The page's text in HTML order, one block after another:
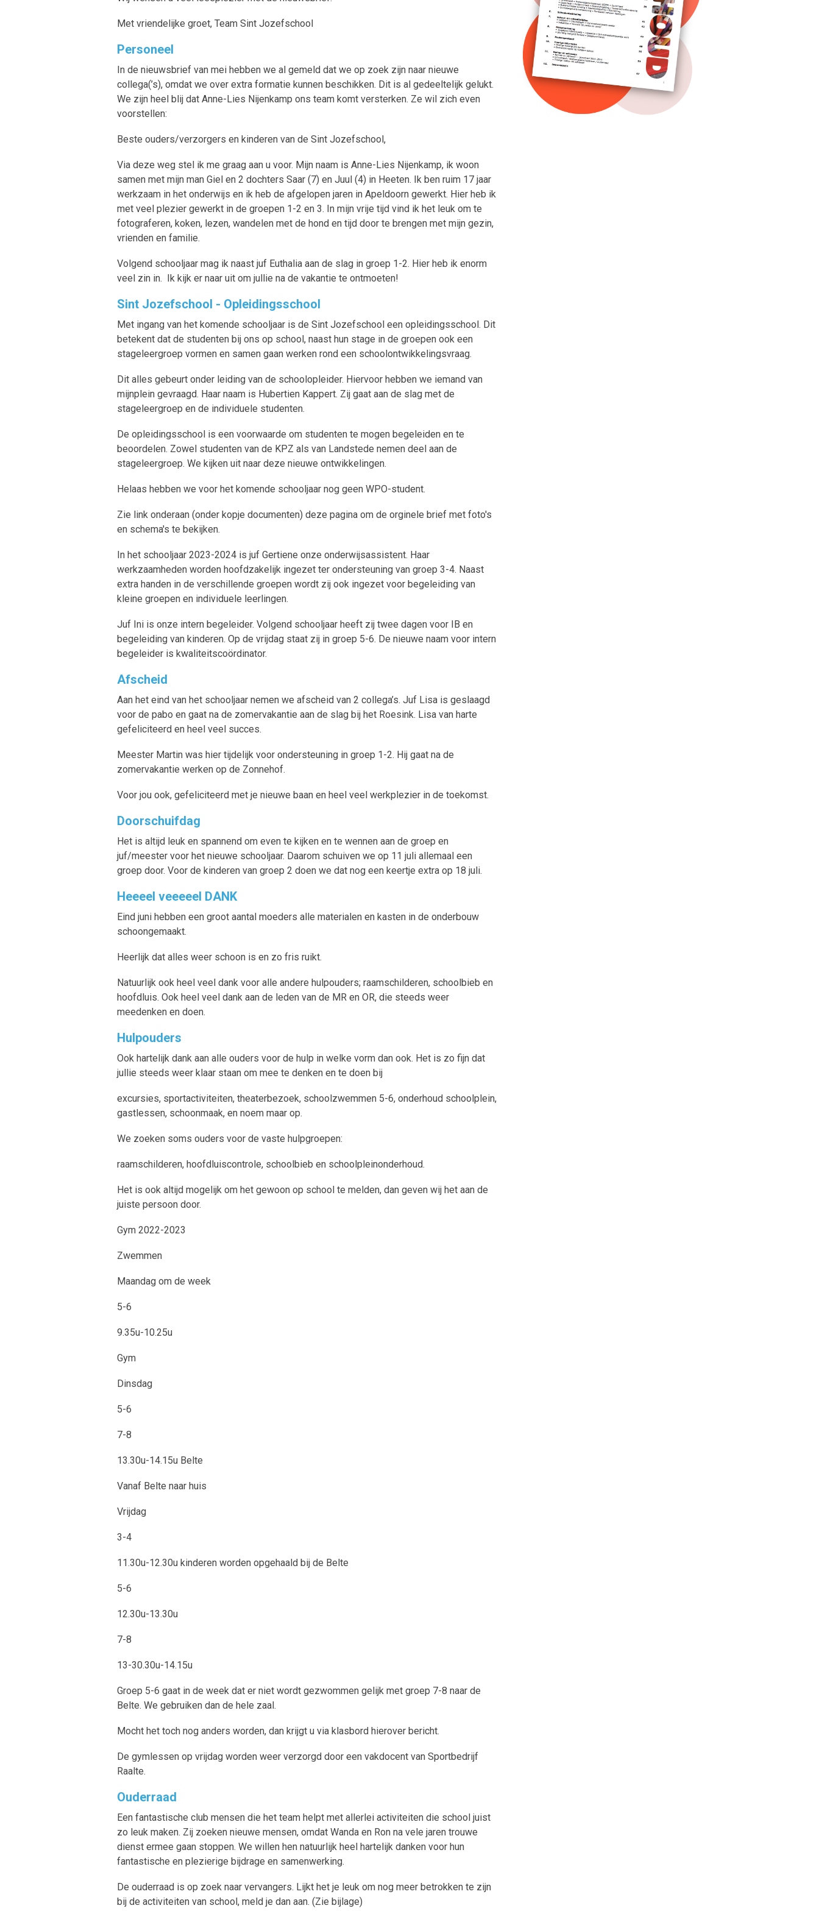
Met vriendelijke groet, Team Sint Jozefschool
Personeel
In de nieuwsbrief van mei hebben we al gemeld dat we op zoek zijn naar nieuwe
collega(’s), omdat we over extra formatie kunnen beschikken. Dit is al gedeeltelijk gelukt.
We zijn heel blij dat Anne-Lies Nijenkamp ons team komt versterken. Ze wil zich even
voorstellen:
Beste ouders/verzorgers en kinderen van de Sint Jozefschool,
Via deze weg stel ik me graag aan u voor. Mijn naam is Anne-Lies Nijenkamp, ik woon
samen met mijn man Giel en 2 dochters Saar (7) en Juul (4) in Heeten. Ik ben ruim 17 jaar
werkzaam in het onderwijs en ik heb de afgelopen jaren in Apeldoorn gewerkt. Hier heb ik
met veel plezier gewerkt in de groepen 1-2 en 3. In mijn vrije tijd vind ik het leuk om te
fotograferen, koken, lezen, wandelen met de hond en tijd door te brengen met mijn gezin,
vrienden en familie.
Volgend schooljaar mag ik naast juf Euthalia aan de slag in groep 1-2. Hier heb ik enorm
veel zin in. Ik kijk er naar uit om jullie na de vakantie te ontmoeten!
Sint Jozefschool - Opleidingsschool
Met ingang van het komende schooljaar is de Sint Jozefschool een opleidingsschool. Dit
betekent dat de studenten bij ons op school, naast hun stage in de groepen ook een
stageleergroep vormen en samen gaan werken rond een schoolontwikkelingsvraag.
Dit alles gebeurt onder leiding van de schoolopleider. Hiervoor hebben we iemand van
mijnplein gevraagd. Haar naam is Hubertien Kappert. Zij gaat aan de slag met de
stageleergroep en de individuele studenten.
De opleidingsschool is een voorwaarde om studenten te mogen begeleiden en te
beoordelen. Zowel studenten van de KPZ als van Landstede nemen deel aan de
stageleergroep. We kijken uit naar deze nieuwe ontwikkelingen.
Helaas hebben we voor het komende schooljaar nog geen WPO-student.
Zie link onderaan (onder kopje documenten) deze pagina om de orginele brief met foto's
en schema's te bekijken.
In het schooljaar 2023-2024 is juf Gertiene onze onderwijsassistent. Haar
werkzaamheden worden hoofdzakelijk ingezet ter ondersteuning van groep 3-4. Naast
extra handen in de verschillende groepen wordt zij ook ingezet voor begeleiding van
kleine groepen en individuele leerlingen.
Juf Ini is onze intern begeleider. Volgend schooljaar heeft zij twee dagen voor IB en
begeleiding van kinderen. Op de vrijdag staat zij in groep 5-6. De nieuwe naam voor intern
begeleider is kwaliteitscoördinator.
Afscheid
Aan het eind van het schooljaar nemen we afscheid van 2 collega’s. Juf Lisa is geslaagd
voor de pabo en gaat na de zomervakantie aan de slag bij het Roesink. Lisa van harte
gefeliciteerd en heel veel succes.
Meester Martin was hier tijdelijk voor ondersteuning in groep 1-2. Hij gaat na de
zomervakantie werken op de Zonnehof.
Voor jou ook, gefeliciteerd met je nieuwe baan en heel veel werkplezier in de toekomst.
Doorschuifdag
Het is altijd leuk en spannend om even te kijken en te wennen aan de groep en
juf/meester voor het nieuwe schooljaar. Daarom schuiven we op 11 juli allemaal een
groep door. Voor de kinderen van groep 2 doen we dat nog een keertje extra op 18 juli.
Heeeel veeeeel DANK
Eind juni hebben een groot aantal moeders alle materialen en kasten in de onderbouw
schoongemaakt.
Heerlijk dat alles weer schoon is en zo fris ruikt.
Natuurlijk ook heel veel dank voor alle andere hulpouders; raamschilderen, schoolbieb en
hoofdluis. Ook heel veel dank aan de leden van de MR en OR, die steeds weer
meedenken en doen.
Hulpouders
Ook hartelijk dank aan alle ouders voor de hulp in welke vorm dan ook. Het is zo fijn dat
jullie steeds weer klaar staan om mee te denken en te doen bij
excursies, sportactiviteiten, theaterbezoek, schoolzwemmen 5-6, onderhoud schoolplein,
gastlessen, schoonmaak, en noem maar op.
We zoeken soms ouders voor de vaste hulpgroepen:
raamschilderen, hoofdluiscontrole, schoolbieb en schoolpleinonderhoud.
Het is ook altijd mogelijk om het gewoon op school te melden, dan geven wij het aan de
juiste persoon door.
Gym 2022-2023
Zwemmen
Maandag om de week
5-6
9.35u-10.25u
Gym
Dinsdag
5-6
7-8
13.30u-14.15u Belte
Vanaf Belte naar huis
Vrijdag
3-4
11.30u-12.30u kinderen worden opgehaald bij de Belte
5-6
12.30u-13.30u
7-8
13-30.30u-14.15u
Groep 5-6 gaat in de week dat er niet wordt gezwommen gelijk met groep 7-8 naar de
Belte. We gebruiken dan de hele zaal.
Mocht het toch nog anders worden, dan krijgt u via klasbord hierover bericht.
De gymlessen op vrijdag worden weer verzorgd door een vakdocent van Sportbedrijf
Raalte.
Ouderraad
Een fantastische club mensen die het team helpt met allerlei activiteiten die school juist
zo leuk maken. Zij zoeken nieuwe mensen, omdat Wanda en Ron na vele jaren trouwe
dienst ermee gaan stoppen. We willen hen natuurlijk heel hartelijk danken voor hun
fantastische en plezierige bijdrage en samenwerking.
De ouderraad is op zoek naar vervangers. Lijkt het je leuk om nog meer betrokken te zijn
bij de activiteiten van school, meld je dan aan. (Zie bijlage)